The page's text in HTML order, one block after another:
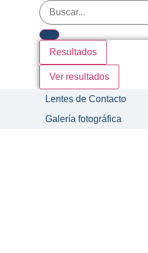
Resultados
Ver resultados
Lentes de Contacto
Galería fotográfica